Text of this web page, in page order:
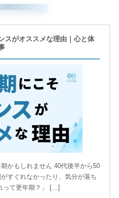
スがオススメな理由｜心と体
かもしれません 40代後半から50
すぐれなかったり、気分が落ち
って更年期？」 […]